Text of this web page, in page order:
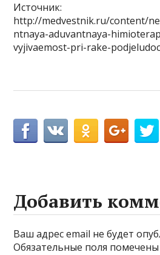
Источник:
http://medvestnik.ru/content/
ntnaya-aduvantnaya-
vyjivaemost-pri-rake-
Добавить
Ваш адрес email не будет
Обязательные поля